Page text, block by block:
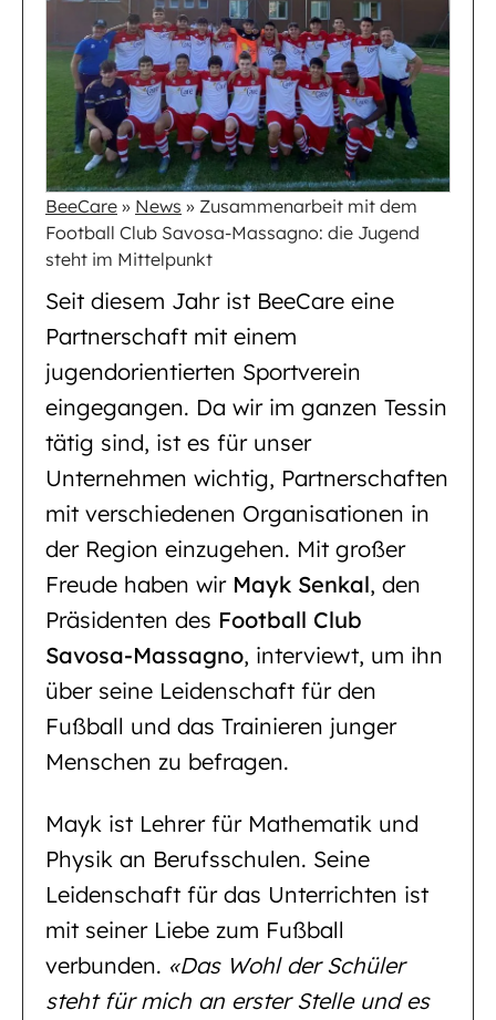
BeeCare » News » Zusammenarbeit mit dem
Football Club Savosa-Massagno: die Jugend
steht im Mittelpunkt
Seit diesem Jahr ist BeeCare eine
Partnerschaft mit einem
jugendorientierten Sportverein
eingegangen. Da wir im ganzen Tessin
tätig sind, ist es für unser
Unternehmen wichtig, Partnerschaften
mit verschiedenen Organisationen in
der Region einzugehen. Mit großer
Freude haben wir Mayk Senkal, den
Präsidenten des Football Club
Savosa-Massagno, interviewt, um ihn
über seine Leidenschaft für den
Fußball und das Trainieren junger
Menschen zu befragen.
Mayk ist Lehrer für Mathematik und
Physik an Berufsschulen. Seine
Leidenschaft für das Unterrichten ist
mit seiner Liebe zum Fußball
verbunden. «Das Wohl der Schüler
steht für mich an erster Stelle und es